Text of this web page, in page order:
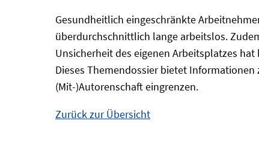
Gesundheitlich eingeschränkte
überdurchschnittlich lange arbeitslos.
Unsicherheit des eigenen Arbeitsplatzes
Dieses Themendossier bietet
(Mit-)Autorenschaft eingrenzen.
Zurück zur Übersicht